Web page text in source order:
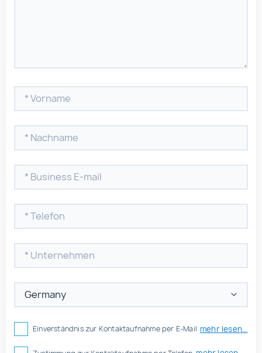
Einverständnis zur Kontaktaufnahme per E-Mail mehr lesen...